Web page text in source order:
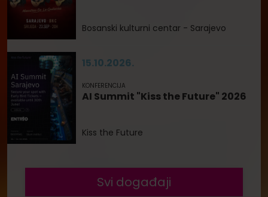
Bosanski kulturni centar - Sarajevo
15.10.2026.
KONFERENCIJA
AI Summit "Kiss the Future" 2026
Kiss the Future
Svi događaji